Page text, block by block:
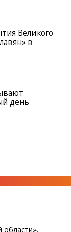
Великого
в
день
области».